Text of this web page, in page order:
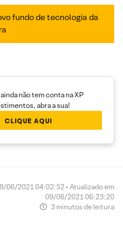
fundo de tecnologia da
não tem conta na XP
abra a sua!
CLIQUE AQUI
06/2021 04:02:52 • Atualizado em
09/06/2021 06:23:20
3 minutos de leitura